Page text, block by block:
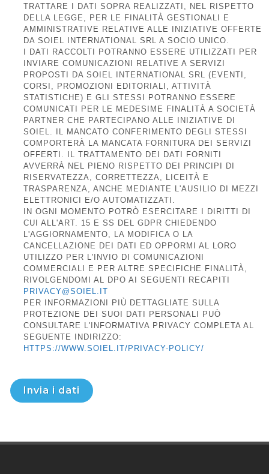
TRATTARE I DATI SOPRA REALIZZATI, NEL RISPETTO
DELLA LEGGE, PER LE FINALITÀ GESTIONALI E
AMMINISTRATIVE RELATIVE ALLE INIZIATIVE OFFERTE
DA SOIEL INTERNATIONAL SRL A SOCIO UNICO.
I DATI RACCOLTI POTRANNO ESSERE UTILIZZATI PER
INVIARE COMUNICAZIONI RELATIVE A SERVIZI
PROPOSTI DA SOIEL INTERNATIONAL SRL (EVENTI,
CORSI, PROMOZIONI EDITORIALI, ATTIVITÀ
STATISTICHE) E GLI STESSI POTRANNO ESSERE
COMUNICATI PER LE MEDESIME FINALITÀ A SOCIETÀ
PARTNER CHE PARTECIPANO ALLE INIZIATIVE DI
SOIEL. IL MANCATO CONFERIMENTO DEGLI STESSI
COMPORTERÀ LA MANCATA FORNITURA DEI SERVIZI
OFFERTI. IL TRATTAMENTO DEI DATI FORNITI
AVVERRÀ NEL PIENO RISPETTO DEI PRINCIPI DI
RISERVATEZZA, CORRETTEZZA, LICEITÀ E
TRASPARENZA, ANCHE MEDIANTE L'AUSILIO DI MEZZI
ELETTRONICI E/O AUTOMATIZZATI.
IN OGNI MOMENTO POTRÒ ESERCITARE I DIRITTI DI
CUI ALL'ART. 15 E SS DEL GDPR CHIEDENDO
L'AGGIORNAMENTO, LA MODIFICA O LA
CANCELLAZIONE DEI DATI ED OPPORMI AL LORO
UTILIZZO PER L'INVIO DI COMUNICAZIONI
COMMERCIALI E PER ALTRE SPECIFICHE FINALITÀ,
RIVOLGENDOMI AL DPO AI SEGUENTI RECAPITI
PRIVACY@SOIEL.IT
PER INFORMAZIONI PIÙ DETTAGLIATE SULLA
PROTEZIONE DEI SUOI DATI PERSONALI PUÒ
CONSULTARE L'INFORMATIVA PRIVACY COMPLETA AL
SEGUENTE INDIRIZZO:
HTTPS://WWW.SOIEL.IT/PRIVACY-POLICY/
Invia i dati